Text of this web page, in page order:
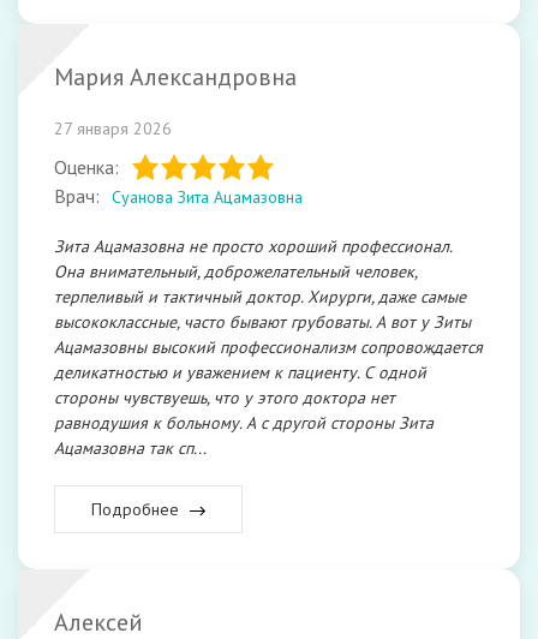
Мария Александровна
27 января 2026
Оценка:
Врач:
Суанова Зита Ацамазовна
Зита Ацамазовна не просто хороший профессионал.
Она внимательный, доброжелательный человек,
терпеливый и тактичный доктор. Хирурги, даже самые
высококлассные, часто бывают грубоваты. А вот у Зиты
Ацамазовны высокий профессионализм сопровождается
деликатностью и уважением к пациенту. С одной
стороны чувствуешь, что у этого доктора нет
равнодушия к больному. А с другой стороны Зита
Ацамазовна так сп...
Подробнее
Алексей